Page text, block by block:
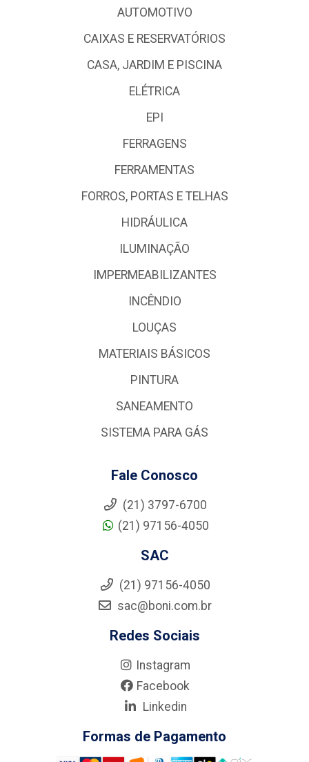
AUTOMOTIVO
CAIXAS E RESERVATÓRIOS
CASA, JARDIM E PISCINA
ELÉTRICA
EPI
FERRAGENS
FERRAMENTAS
FORROS, PORTAS E TELHAS
HIDRÁULICA
ILUMINAÇÃO
IMPERMEABILIZANTES
INCÊNDIO
LOUÇAS
MATERIAIS BÁSICOS
PINTURA
SANEAMENTO
SISTEMA PARA GÁS
Fale Conosco
(21) 3797-6700
(21) 97156-4050
SAC
(21) 97156-4050
sac@boni.com.br
Redes Sociais
Instagram
Facebook
Linkedin
Formas de Pagamento